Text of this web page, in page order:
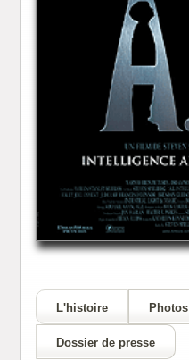
L'histoire Photos
Dossier de presse